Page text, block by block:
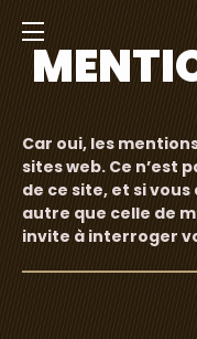
Menu
Car oui, les
sites web. Ce n’est
de ce site, et si
autre que celle de
invite à interroger